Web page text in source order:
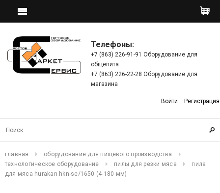
Телефоны:
+7 (863) 226-91-91 Оборудование для
общепита
+7 (863) 226-22-28 Оборудование для
магазина
Войти Регистрация
главная
оборудование для пищевого производства
технологическое оборудование
пилы для резки мяса
пила
для мяса hurakan hkn-se/1650 (4-180 мм)